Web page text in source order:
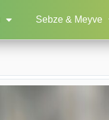
Sebze & Meyve